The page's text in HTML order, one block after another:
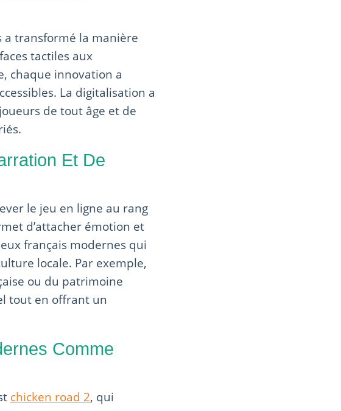
a transformé la manière
tactiles aux
chaque innovation a
La digitalisation a
de tout âge et de
Et De
le jeu en ligne au rang
d’attacher émotion et
français modernes qui
locale. Par exemple,
ou du patrimoine
tout en offrant un
Comme
chicken road 2, qui